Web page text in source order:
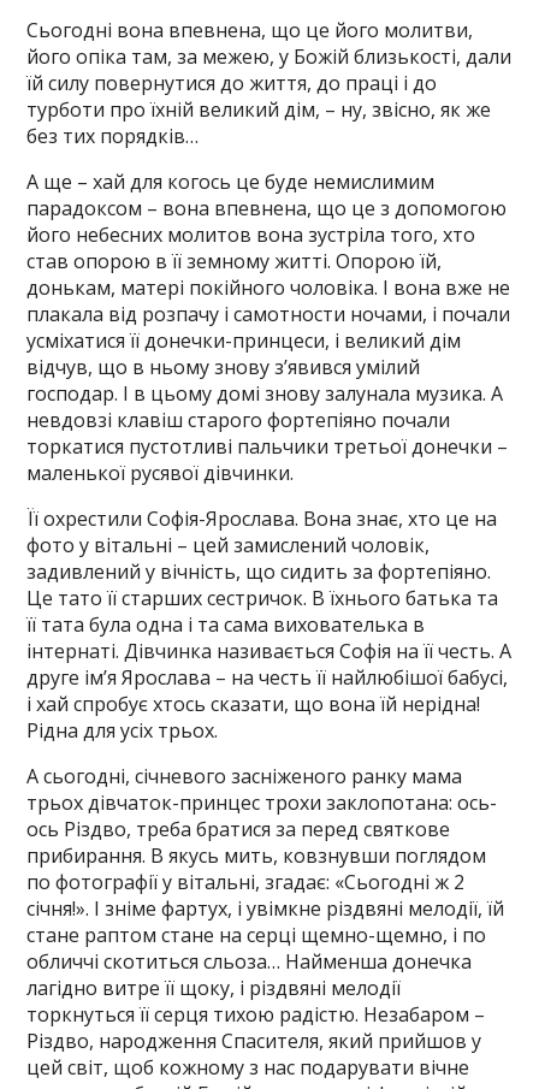
Сьогодні вона впевнена, що це його молитви,
його опіка там, за межею, у Божій близькості, дали
їй силу повернутися до життя, до праці і до
турботи про їхній великий дім, – ну, звісно, як же
без тих порядків…
А ще – хай для когось це буде немислимим
парадоксом – вона впевнена, що це з допомогою
його небесних молитов вона зустріла того, хто
став опорою в її земному житті. Опорою їй,
донькам, матері покійного чоловіка. І вона вже не
плакала від розпачу і самотности ночами, і почали
усміхатися її донечки-принцеси, і великий дім
відчув, що в ньому знову з’явився умілий
господар. І в цьому домі знову залунала музика. А
невдовзі клавіш старого фортепіяно почали
торкатися пустотливі пальчики третьої донечки –
маленької русявої дівчинки.
Її охрестили Софія-Ярослава. Вона знає, хто це на
фото у вітальні – цей замислений чоловік,
задивлений у вічність, що сидить за фортепіяно.
Це тато її старших сестричок. В їхнього батька та
її тата була одна і та сама вихователька в
інтернаті. Дівчинка називається Софія на її честь. А
друге ім’я Ярослава – на честь її найлюбішої бабусі,
і хай спробує хтось сказати, що вона їй нерідна!
Рідна для усіх трьох.
А сьогодні, січневого засніженого ранку мама
трьох дівчаток-принцес трохи заклопотана: ось-
ось Різдво, треба братися за перед святкове
прибирання. В якусь мить, ковзнувши поглядом
по фотографії у вітальні, згадає: «Сьогодні ж 2
січня!». І зніме фартух, і увімкне різдвяні мелодії, їй
стане раптом стане на серці щемно-щемно, і по
обличчі скотиться сльоза… Найменша донечка
лагідно витре її щоку, і різдвяні мелодії
торкнуться її серця тихою радістю. Незабаром –
Різдво, народження Спасителя, який прийшов у
цей світ, щоб кожному з нас подарувати вічне